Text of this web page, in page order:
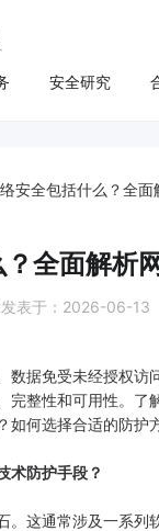
线服务器
带宽服务器
安全
华为
全加固
码审计
移动
安全研究
报中心
入我们
安全包括什么？全
全面解析
表于：2026-06-
据免受未经授权访
完整性和可用性。
如何选择合适的防护
术防护手段？
这通常涉及一系列